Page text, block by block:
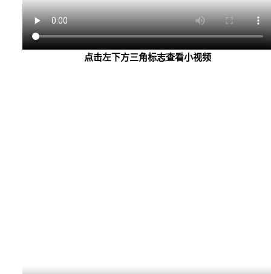
点击左下方三角标志查看小视频